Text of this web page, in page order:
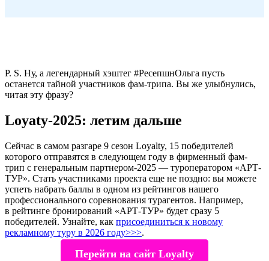
P. S. Ну, а легендарный хэштег #РесепшнОльга пусть
останется тайной участников фам-трипа. Вы же улыбнулись,
читая эту фразу?
Loyaty-2025: летим дальше
Сейчас в самом разгаре 9 сезон Loyalty, 15 победителей
которого отправятся в следующем году в фирменный фам-
трип с генеральным партнером-2025 — туроператором «АРТ-
ТУР». Стать участниками проекта еще не поздно: вы можете
успеть набрать баллы в одном из рейтингов нашего
профессионального соревнования турагентов. Например,
в рейтинге бронирований «АРТ-ТУР» будет сразу 5
победителей. Узнайте, как присоединиться к новому
рекламному туру в 2026 году>>>.
Перейти на сайт Loyalty